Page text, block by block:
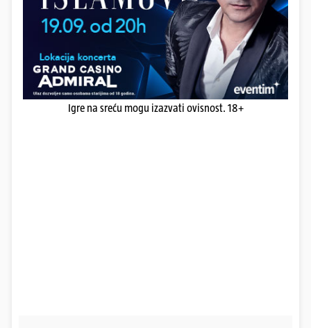
Igre na sreću mogu izazvati ovisnost. 18+